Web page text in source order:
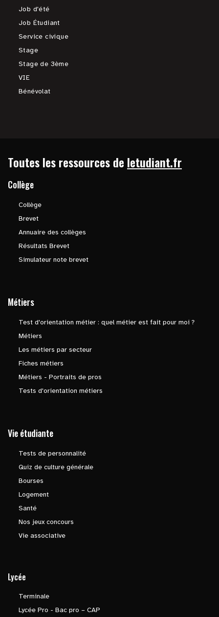
Job d'été
Job Étudiant
Service civique
Stage
Stage de 3ème
VIE
Bénévolat
Toutes les ressources de letudiant.fr
Collège
Collège
Brevet
Annuaire des collèges
Résultats Brevet
Simulateur note brevet
Métiers
Test d'orientation métier : quel métier est fait pour moi ?
Métiers
Les métiers par secteur
Fiches métiers
Métiers - Portraits de pros
Tests d'orientation métiers
Vie étudiante
Tests de personnalité
Quiz de culture générale
Bourses
Logement
Santé
Nos jeux concours
Vie associative
Lycée
Terminale
Lycée Pro - Bac pro – CAP